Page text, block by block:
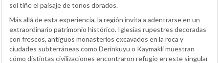
sol tiñe el paisaje de tonos dorados.
Más allá de esta experiencia, la región invita a adentrarse en un
extraordinario patrimonio histórico. Iglesias rupestres decoradas
con frescos, antiguos monasterios excavados en la roca y
ciudades subterráneas como Derinkuyu o Kaymakli muestran
cómo distintas civilizaciones encontraron refugio en este singular